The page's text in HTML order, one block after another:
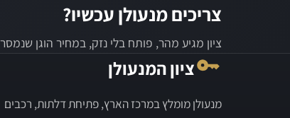
צריכים מנעולן עכשיו?
ציון מגיע מהר, פותח בלי נזק, במחיר הוגן
ציון המנעולן
מנעולן מומלץ במרכז הארץ, פתיחת דלתות, רכבים